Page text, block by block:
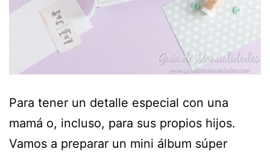
Para tener un detalle especial con una
mamá o, incluso, para sus propios hijos.
Vamos a preparar un mini álbum súper